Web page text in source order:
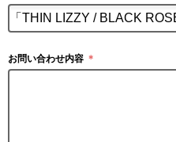
お問い合わせ内容 ＊